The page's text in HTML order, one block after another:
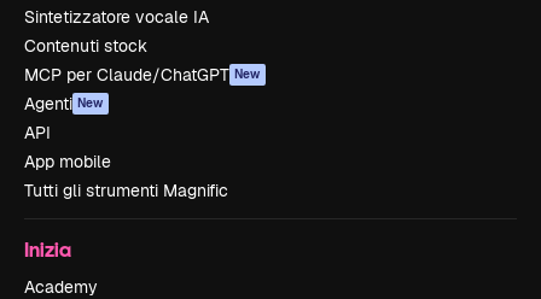
Sintetizzatore vocale IA
Contenuti stock
MCP per Claude/ChatGPT New
Agenti New
API
App mobile
Tutti gli strumenti Magnific
Inizia
Academy